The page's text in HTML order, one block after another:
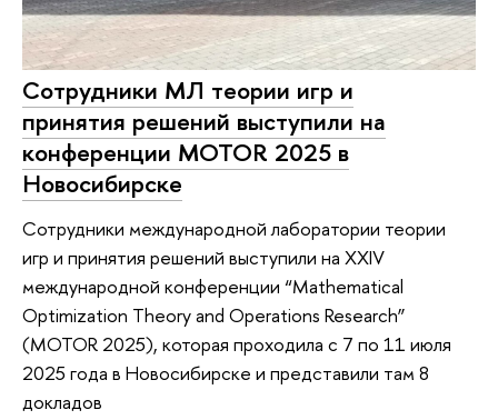
Сотрудники МЛ теории игр и
принятия решений выступили на
конференции MOTOR 2025 в
Новосибирске
Сотрудники международной лаборатории теории
игр и принятия решений выступили на XXIV
международной конференции “Mathematical
Optimization Theory and Operations Research”
(MOTOR 2025), которая проходила с 7 по 11 июля
2025 года в Новосибирске и представили там 8
докладов